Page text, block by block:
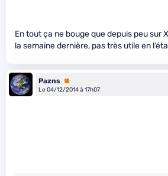
En tout ça ne bouge que depuis peu sur
la semaine dernière, pas très utile en
Pazns Premium
Le 04/12/2014 à 17h07